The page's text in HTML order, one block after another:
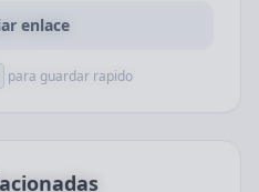
enlace
para guardar rapido